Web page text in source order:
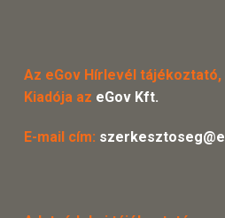
Az eGov Hírlevél tájékoztató,
Kiadója az eGov Kft.
E-mail cím: